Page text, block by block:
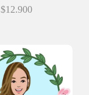
$12.900Rango
$4.900
hasta
$12.900